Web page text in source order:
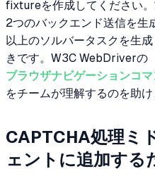
fixtureを作成してください
2つのバックエンド送信を生
以上のソルバータスクを生
きです。W3C WebDriverの
ブラウザナビゲーションコマ
をチームが理解するのを助け
CAPTCHA処理ミ
ェントに追加する